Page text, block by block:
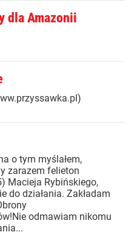
dla Amazonii
o tym myślałem,
zarazem felieton
Macieja Rybińskiego,
do działania. Zakładam
odmawiam nikomu